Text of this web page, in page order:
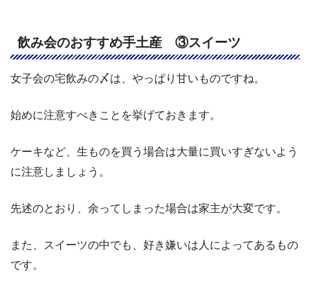
飲み会のおすすめ手土産 ③スイーツ
女子会の宅飲みの〆は、やっぱり甘いものですね。
始めに注意すべきことを挙げておきます。
ケーキなど、生ものを買う場合は大量に買いすぎないよう
に注意しましょう。
先述のとおり、余ってしまった場合は家主が大変です。
また、スイーツの中でも、好き嫌いは人によってあるもの
です。